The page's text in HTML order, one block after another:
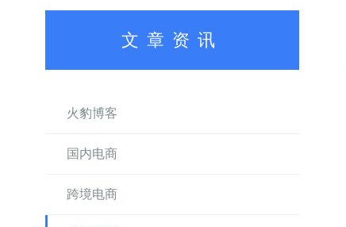
文章资讯
火豹博客
国内电商
跨境电商